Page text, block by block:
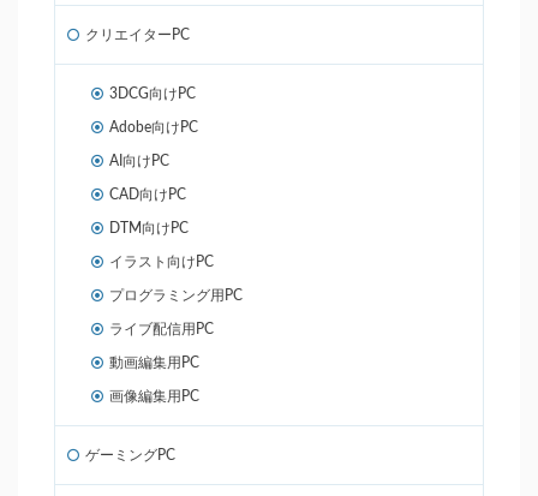
クリエイターPC
3DCG向けPC
Adobe向けPC
AI向けPC
CAD向けPC
DTM向けPC
イラスト向けPC
プログラミング用PC
ライブ配信用PC
動画編集用PC
画像編集用PC
ゲーミングPC